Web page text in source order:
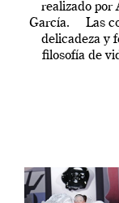
realizado por
García. Las
delicadeza y
filosofía de